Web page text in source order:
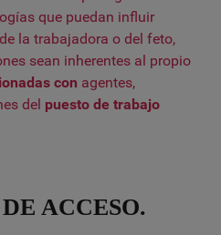
que puedan influir
la trabajadora o del feto,
sean inherentes al propio
con agentes,
del puesto de trabajo
ACCESO.